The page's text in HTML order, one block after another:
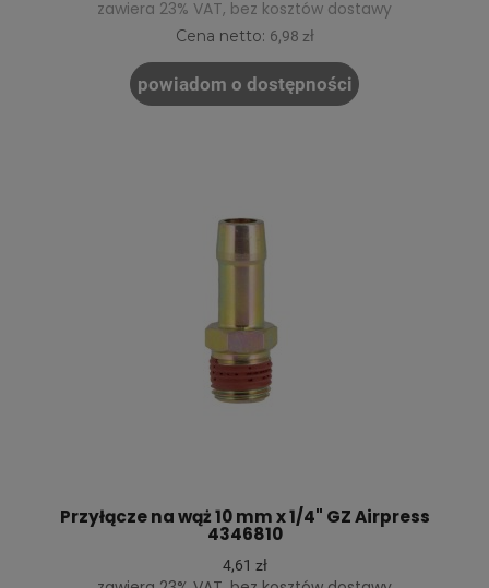
zawiera 23% VAT, bez kosztów dostawy
Cena netto: 6,98 zł
powiadom o dostępności
Przyłącze na wąż 10 mm x 1/4" GZ Airpress
4346810
4,61 zł